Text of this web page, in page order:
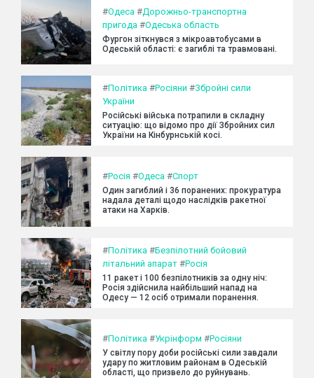
#Одеса #Дорожньо-транспортна
пригода #Одеська область
Фургон зіткнувся з мікроавтобусами в
Одеській області: є загиблі та травмовані.
#Політика #Росіяни #Збройні сили
України
Російські війська потрапили в складну
ситуацію: що відомо про дії Збройних сил
України на Кінбурнській косі.
#Росія #Одеса #Спорт
Один загиблий і 36 поранених: прокуратура
надала деталі щодо наслідків ракетної
атаки на Харків.
#Політика #Безпілотний бойовий
літальний апарат #Росія
11 ракет і 100 безпілотників за одну ніч:
Росія здійснила найбільший напад на
Одесу — 12 осіб отримали поранення.
#Політика #Укрінформ #Росіяни
У світлу пору доби російські сили завдали
удару по житловим районам в Одеській
області, що призвело до руйнувань.